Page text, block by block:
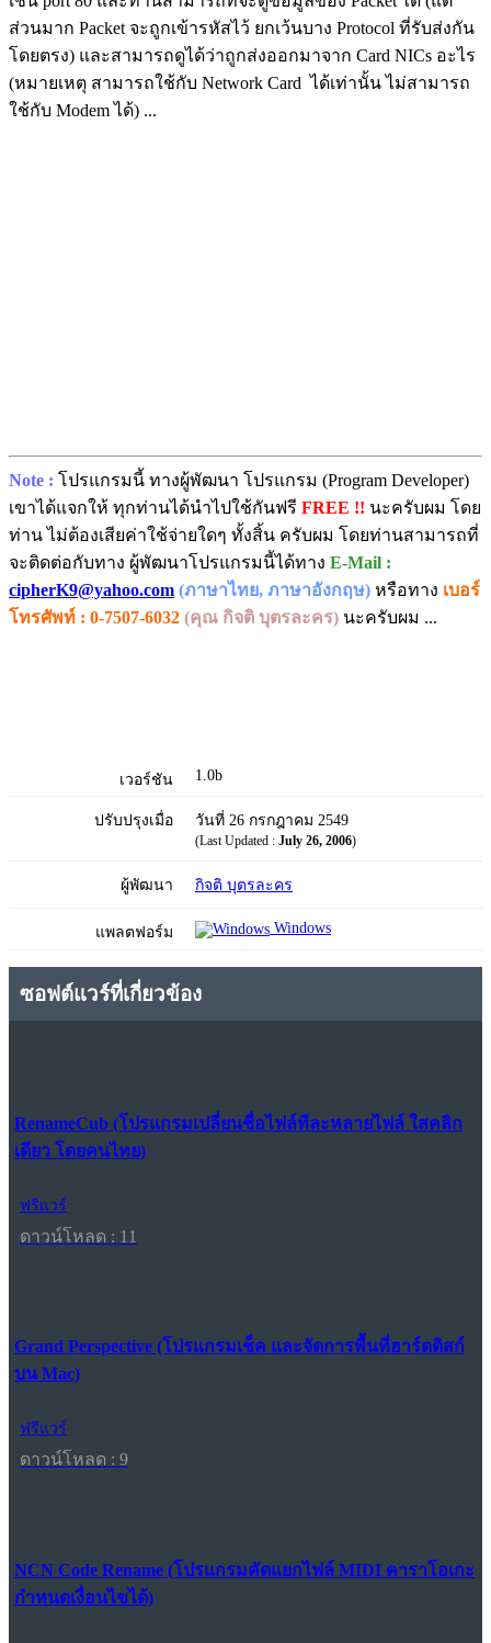
ส่วนมาก Packet จะถูกเข้ารหัสไว้ ยกเว้นบาง Protocol ที่รับส่งกัน
โดยตรง) และสามารถดูได้ว่าถูกส่งออกมาจาก Card NICs อะไร
(หมายเหตุ สามารถใช้กับ Network Card ได้เท่านั้น ไม่สามารถ
ใช้กับ Modem ได้) ...
Note : โปรแกรมนี้ ทางผู้พัฒนา โปรแกรม (Program Developer)
เขาได้แจกให้ ทุกท่านได้นำไปใช้กันฟรี FREE !! นะครับผม โดย
ท่าน ไม่ต้องเสียค่าใช้จ่ายใดๆ ทั้งสิ้น ครับผม โดยท่านสามารถที่
จะติดต่อกับทาง ผู้พัฒนาโปรแกรมนี้ได้ทาง E-Mail :
cipherK9@yahoo.com (ภาษาไทย, ภาษาอังกฤษ) หรือทาง เบอร์
โทรศัพท์ : 0-7507-6032 (คุณ กิจติ บุตรละคร) นะครับผม ...
เวอร์ชัน 1.0b
ปรับปรุงเมื่อ วันที่ 26 กรกฎาคม 2549
(Last Updated : July 26, 2006)
ผู้พัฒนา กิจติ บุตรละคร
แพลตฟอร์ม Windows
ซอฟต์แวร์ที่เกี่ยวข้อง
RenameCub (โปรแกรมเปลี่ยนชื่อไฟล์ทีละหลายไฟล์ ใสคลิก
เดียว โดยคนไทย)
ฟรีแวร์
ดาวน์โหลด : 11
Grand Perspective (โปรแกรมเช็ค และจัดการพื้นที่ฮาร์ดดิสก์
บน Mac)
ฟรีแวร์
ดาวน์โหลด : 9
NCN Code Rename (โปรแกรมคัดแยกไฟล์ MIDI คาราโอเกะ
กำหนดเงื่อนไขได้)